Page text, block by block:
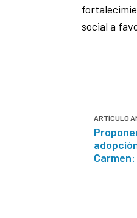
social a
ARTÍCULO